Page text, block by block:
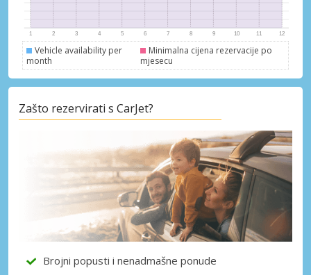
Pristupite ekskluzivnim ponudama naših
dobavljača
Prijava putem eLinka
Vehicle availability per
month
Minimalna cijena rezervacije po
mjesecu
Zašto rezervirati s CarJet?
Brojni popusti i nenadmašne ponude